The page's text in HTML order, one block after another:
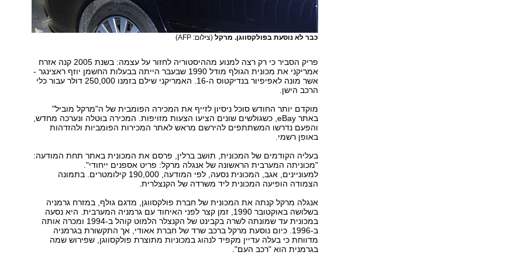
כבר לא נוסעת בפולקסווגן. מרקל (צילום: AFP)
פריק הסביר כי רק רצה למנוע מההיסטוריה לחזור על עצמה: בשנת 2005 קנה אזרח
אמריקני את מכונית הגולף מודל 1990 שבעבר הייתה בבעלות החשמן יוזף ראצינגר -
אשר מונה לאפיפיור בנדיקטוס ה-16. האמריקני שילם בזמנו 250,000 דולר עבור כלי
הרכב הישן.
מוקדם יותר החודש סוכל ניסיון לזייף את המכירה הפומבית של ה"מרקל מוביל"
באתר eBay, כשגולשים שונים הציעו הצעות מזויפות. המכירה בוטלה ונערכה מחדש,
והפעם נדרשו המשתתפים להירשם מראש לאתר המכירות הפומביות ולהזדהות
באופן רשמי.
בעליה הקודמים של המכונית, תושב ברלין, פרסם את המכונית באתר תחת המודעה:
"מכוניתה המערבית הראשונה של אנגלה מרקל: פריט אספנים ייחודי".
למעוניינים, אגב, המכונית נסעה, לפי המודעה, 190,000 קילומטרים. בתמונה
הצמודה הופיעה המכונית ליד משרדה של הקנצלרית.
אנגלה מרקל קנתה את המכונית של חברת פולקסווגן, מדגם גולף, במזרח גרמניה
בשלושה באוקטובר 1990, זמן קצר לפני האיחוד עם גרמניה המערבית. היא נסעה
במכונית עד שמונתה לשרה בקבינט של הקנצלר הלמוט קוהל ב-1994 ומכרה אותה
ב-1996. כיום נוסעת מרקל ברכב שרד של חברת אאודי, אך התקשורת בגרמניה
מדווחת כי בעלה עדיין מקפיד לנהוג במכוניות מתוצרת פולקסווגן, שפירוש שמה
בגרמנית הוא "רכב העם".